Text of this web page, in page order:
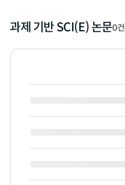
과제 기반 SCI(E) 논문0건